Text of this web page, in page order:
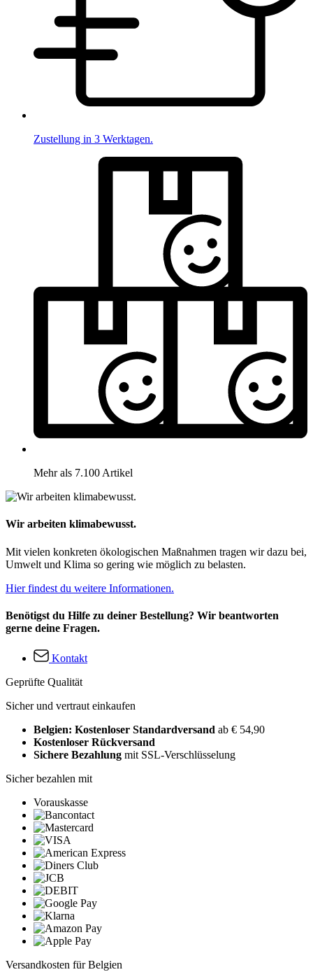
Zustellung in 3 Werktagen.
Mehr als 7.100 Artikel
Wir arbeiten klimabewusst.
Mit vielen konkreten ökologischen Maßnahmen tragen wir dazu bei,
Umwelt und Klima so gering wie möglich zu belasten.
Hier findest du weitere Informationen.
Benötigst du Hilfe zu deiner Bestellung? Wir beantworten
gerne deine Fragen.
Kontakt
Geprüfte Qualität
Sicher und vertraut einkaufen
Belgien: Kostenloser Standardversand ab € 54,90
Kostenloser Rückversand
Sichere Bezahlung mit SSL-Verschlüsselung
Sicher bezahlen mit
Vorauskasse
Versandkosten für Belgien